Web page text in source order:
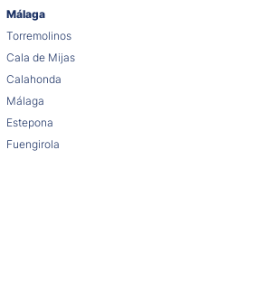
Málaga
Torremolinos
Cala de Mijas
Calahonda
Málaga
Estepona
Fuengirola